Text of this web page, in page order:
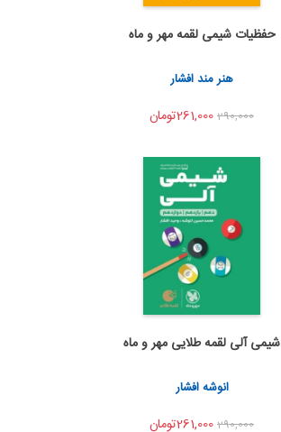
اضافه به سبد خرید
اشتراک گذاری
حفظیات شیمی لقمه مهر و ماه
هنر مند افشار
290,000
اضافه به سبد خرید
اشتراک گذاری
شیمی آلی لقمه طلایی مهر و ماه
انوشه افشار
290,000